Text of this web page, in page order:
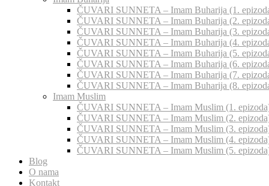
ČUVARI SUNNETA – Imam Buharija (1.
ČUVARI SUNNETA – Imam Buharija (2.
ČUVARI SUNNETA – Imam Buharija (3.
ČUVARI SUNNETA – Imam Buharija (4.
ČUVARI SUNNETA – Imam Buharija (5.
ČUVARI SUNNETA – Imam Buharija (6.
ČUVARI SUNNETA – Imam Buharija (7.
ČUVARI SUNNETA – Imam Buharija (8.
Imam Muslim
ČUVARI SUNNETA – Imam Muslim (1.
ČUVARI SUNNETA – Imam Muslim (2.
ČUVARI SUNNETA – Imam Muslim (3.
ČUVARI SUNNETA – Imam Muslim (4.
ČUVARI SUNNETA – Imam Muslim (5.
Blog
O nama
Kontakt